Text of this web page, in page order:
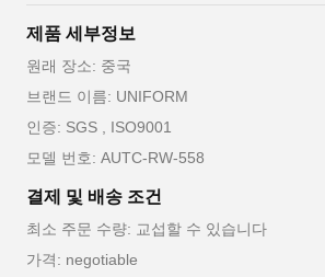
제품 세부정보
원래 장소: 중국
브랜드 이름: UNIFORM
인증: SGS , ISO9001
모델 번호: AUTC-RW-558
결제 및 배송 조건
최소 주문 수량: 교섭할 수 있습니다
가격: negotiable